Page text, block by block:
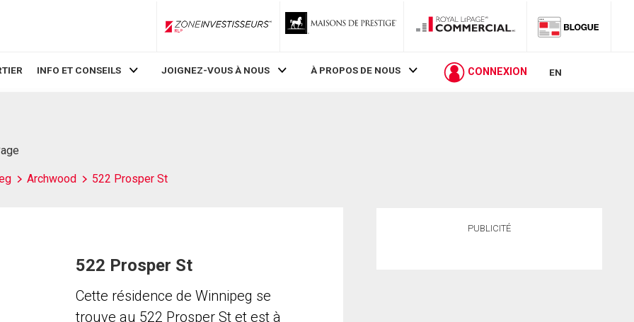
ZoneInvestisseurs RLP
INFO ET CONSEILS JOIGNEZ-VOUS À NOUS À PROPOS DE NOUS CONNEXION EN
Archwood 522 Prosper St
522 Prosper St
Cette résidence de Winnipeg se
trouve au 522 Prosper St et est à
PUBLICITÉ